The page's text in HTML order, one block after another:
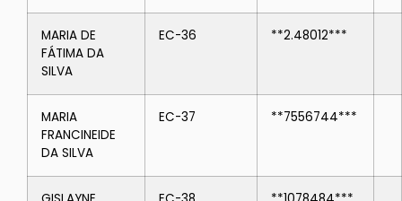
MARIA DE
FÁTIMA DA
SILVA
EC-36 **2.48012***
MARIA
FRANCINEIDE
DA SILVA
EC-37 **7556744***